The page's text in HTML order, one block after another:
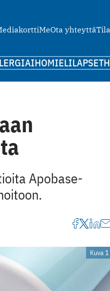
MeOta yhteyttä
IHOMIELILAPSET
Apobase-
Kuva